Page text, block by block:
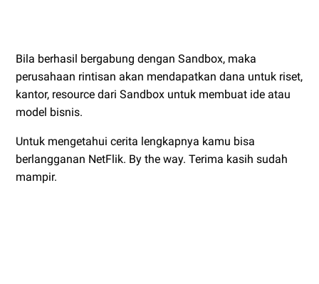
Bila berhasil bergabung dengan Sandbox, maka
perusahaan rintisan akan mendapatkan dana untuk riset,
kantor, resource dari Sandbox untuk membuat ide atau
model bisnis.
Untuk mengetahui cerita lengkapnya kamu bisa
berlangganan NetFlik. By the way. Terima kasih sudah
mampir.